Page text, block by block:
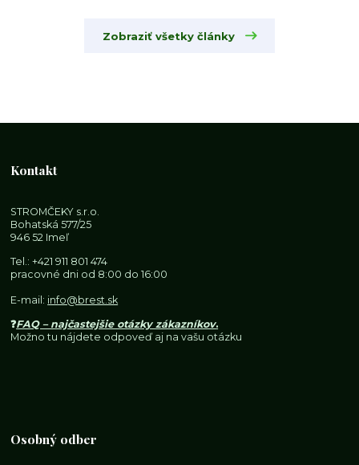
Zobraziť všetky články
Kontakt
STROMČEKY s.r.o.
Bohatská 577/25
946 52 Imeľ
Tel.:+421 911 801 474
pracovné dni od 8:00 do 16:00
E-mail: info@brest.sk
❓FAQ – najčastejšie otázky zákazníkov.
Možno tu nájdete odpoveď aj na vašu otázku
Osobný odber